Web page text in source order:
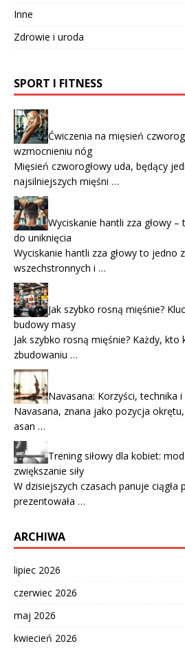
Inne
Zdrowie i uroda
SPORT I FITNESS
Ćwiczenia na mięsień
wzmocnieniu nóg
Mięsień czworogłowy uda, będący
najsilniejszych mięśni …
Wyciskanie hantli zza głowy –
do uniknięcia
Wyciskanie hantli zza głowy to jedno
wszechstronnych i …
Jak szybko rosną mięśnie?
budowy masy
Jak szybko rosną mięśnie? Każdy, kto
zbudowaniu …
Navasana: Korzyści, technika
Navasana, znana jako pozycja
asan …
Trening siłowy dla kobiet:
zwiększanie siły
W dzisiejszych czasach panuje ciągła
prezentowała …
ARCHIWA
lipiec 2026
czerwiec 2026
maj 2026
kwiecień 2026